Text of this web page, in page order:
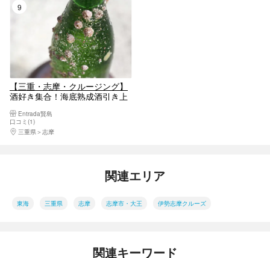
【三重・志摩・クルージング】
酒好き集合！海底熟成酒引き上
プラン～《地酒のお土産付き》
Entrada賢島
口コミ(1)
三重県
志摩
関連エリア
東海 三重県 志摩 志摩市・大王 伊勢志摩クルーズ
関連キーワード